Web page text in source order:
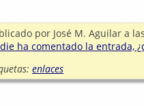
por José M. Aguilar a
ha comentado la entrada,
enlaces